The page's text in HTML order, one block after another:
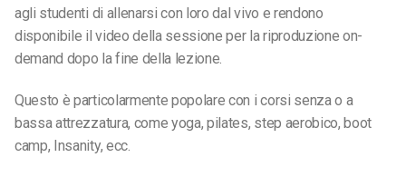
agli studenti di allenarsi con loro dal vivo e rendono
disponibile il video della sessione per la riproduzione on-
demand dopo la fine della lezione.
Questo è particolarmente popolare con i corsi senza o a
bassa attrezzatura, come yoga, pilates, step aerobico, boot
camp, Insanity, ecc.